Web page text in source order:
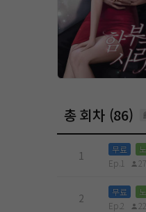
총 회차 (86)
1 무료
Ep.1 27
2 무료
Ep.2 22